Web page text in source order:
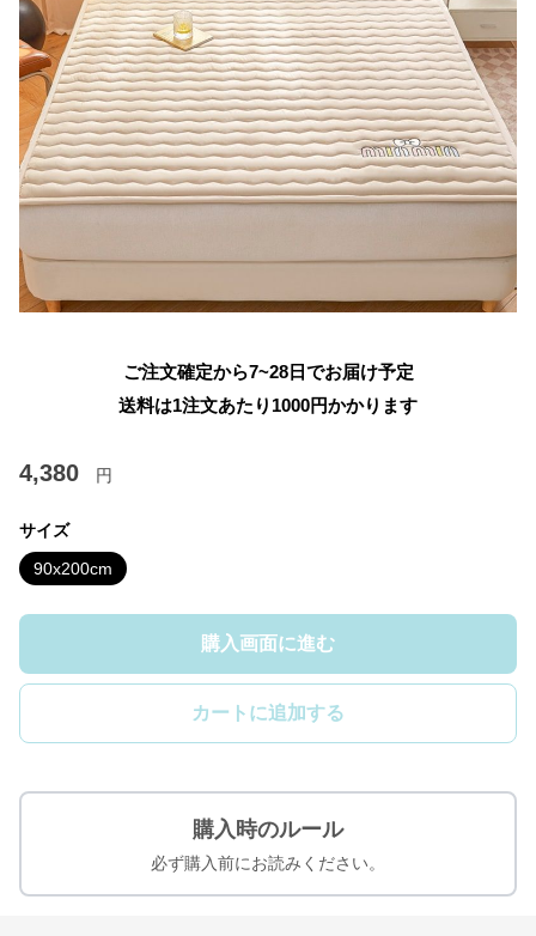
ご注文確定から7~28日でお届け予定
送料は1注文あたり 1000円かかります
4,380 円
サイズ
90x200cm
購入画面に進む
カートに追加する
購入時のルール
必ず購入前にお読みください。